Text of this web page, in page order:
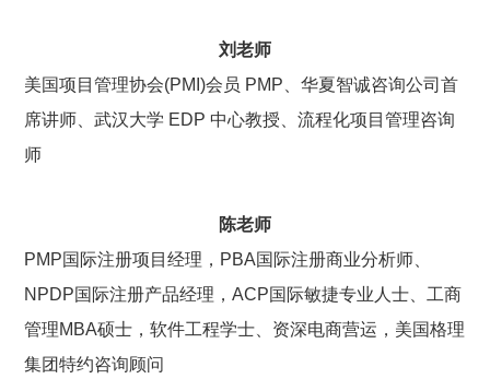
刘老师
美国项目管理协会(PMI)会员 PMP、华夏智诚咨询公司首
席讲师、武汉大学 EDP 中心教授、流程化项目管理咨询
师
陈老师
PMP国际注册项目经理，PBA国际注册商业分析师、
NPDP国际注册产品经理，ACP国际敏捷专业人士、 工商
管理MBA硕士，软件工程学士、 资深电商营运，美国格理
集团特约咨询顾问